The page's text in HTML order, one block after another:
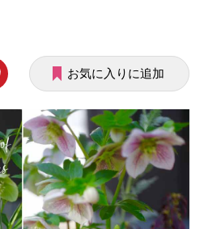
お気に入りに追加